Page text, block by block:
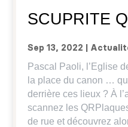
SCUPRITE
Sep 13, 2022
Pascal Paoli, l’Eglise
la place du canon …
derrière ces lieux ? À
scannez les
de rue et découvrez